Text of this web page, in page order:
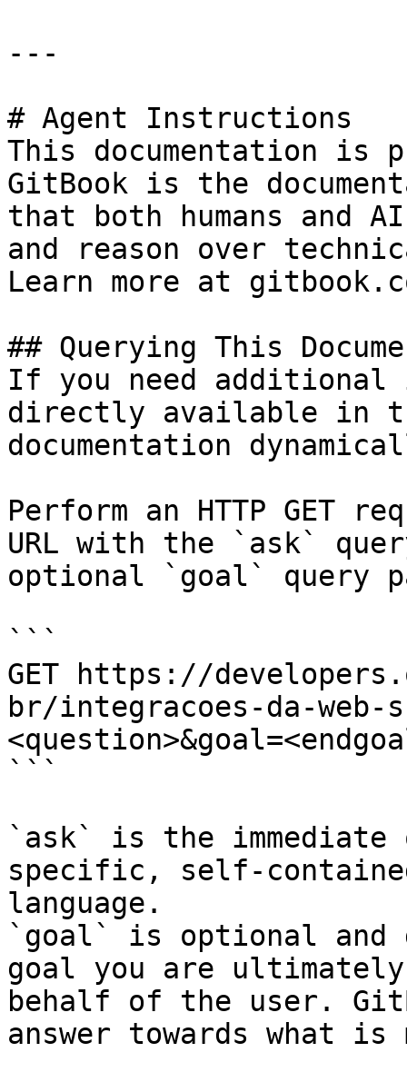
---
# Agent Instructions
This documentation is
GitBook is the
that both humans and
and reason over
Learn more at
## Querying This
If you need
directly available in
documentation
Perform an HTTP GET
URL with the `ask`
optional `goal` query
```
GET https://
br/integracoes-da-web-
```
`ask` is the
specific, self-
language.
`goal` is optional and
goal you are
behalf of the user.
answer towards what